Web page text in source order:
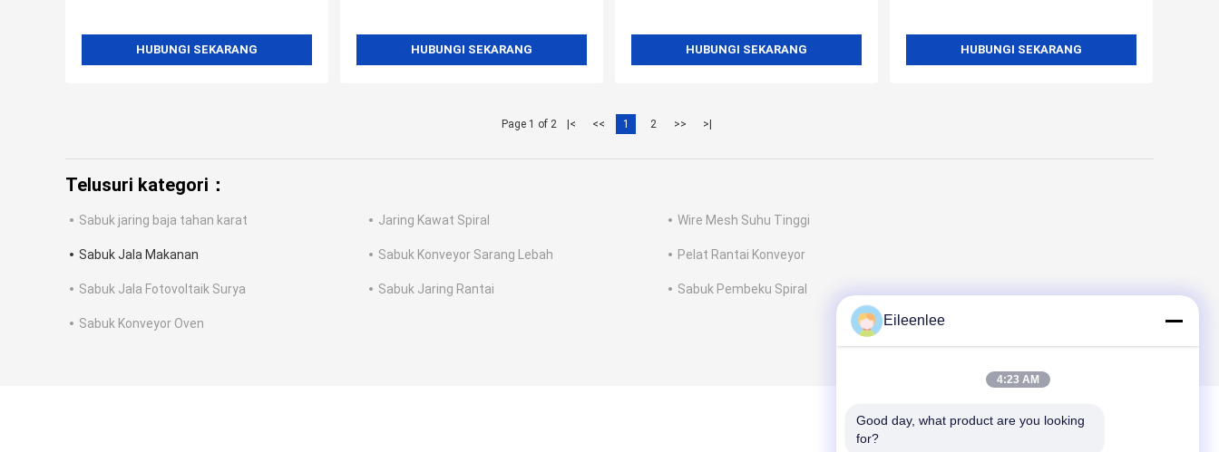
HUBUNGI SEKARANG HUBUNGI SEKARANG HUBUNGI SEKARANG HUBUNGI SEKARANG
Page 1 of 2 |< << 1 2 >> >|
Telusuri kategori：
Sabuk jaring baja tahan karat Jaring Kawat Spiral Wire Mesh Suhu Tinggi
Sabuk Jala Makanan Sabuk Konveyor Sarang Lebah Pelat Rantai Konveyor
Sabuk Jala Fotovoltaik Surya Sabuk Jaring Rantai Sabuk Pembeku Spiral
Sabuk Konveyor Oven Eileenlee
4:23 AM
Good day, what product are you looking
for?